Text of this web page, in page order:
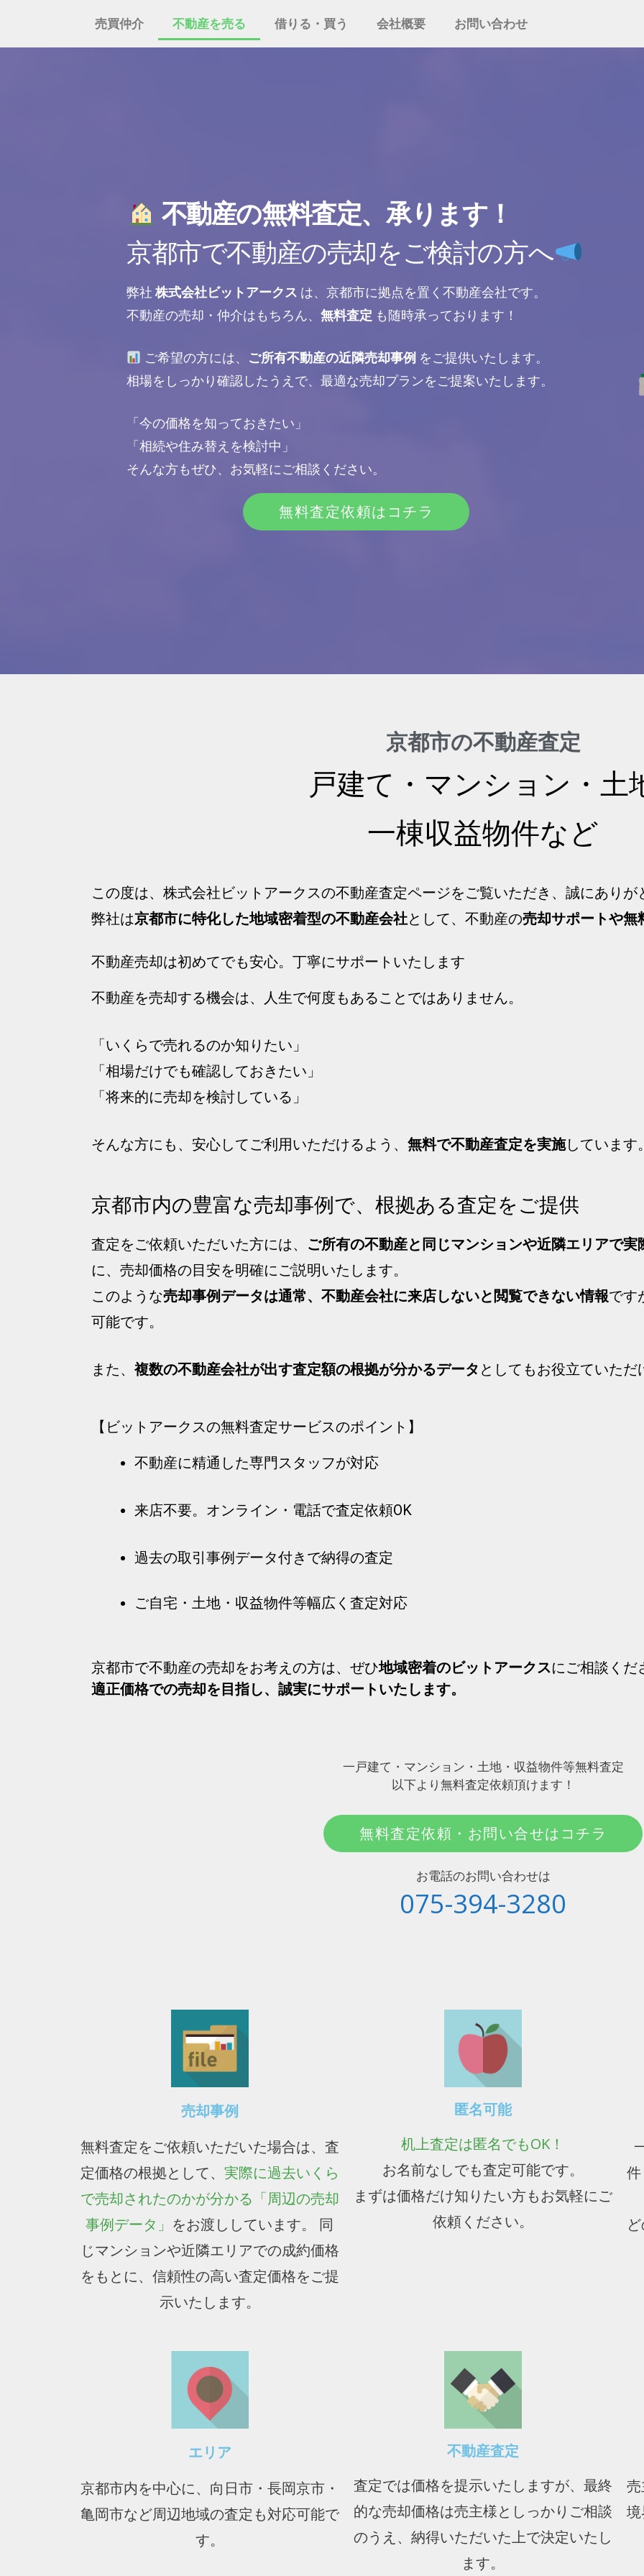
売買仲介 不動産を売る 借りる・買う 会社概要 お問い合わせ
不動産の無料査定、承ります！
京都市で不動産の売却をご検討の方へ
弊社 株式会社ビットアークス は、京都市に拠点を置く不動産会社です。
不動産の売却・仲介はもちろん、 無料査定 も随時承っております！
ご希望の方には、 ご所有不動産の近隣売却事例 をご提供いたします。
相場をしっかり確認したうえで、最適な売却プランをご提案いたします。
「今の価格を知っておきたい」
「相続や住み替えを検討中」
そんな方もぜひ、お気軽にご相談ください。
無料査定依頼はコチラ
京都市の不動産査定
戸建て・マンション・土
一棟収益物件など
この度は、株式会社ビットアークスの不動産査定ページをご覧いただき、誠にありが
弊社は京都市に特化した地域密着型の不動産会社として、不動産の売却サポートや無
不動産売却は初めてでも安心。丁寧にサポートいたします
不動産を売却する機会は、人生で何度もあることではありません。
「いくらで売れるのか知りたい」
「相場だけでも確認しておきたい」
「将来的に売却を検討している」
そんな方にも、安心してご利用いただけるよう、 無料で不動産査定を実施しています
京都市内の豊富な売却事例で、根拠ある査定をご提供
査定をご依頼いただいた方には、 ご所有の不動産と同じマンションや近隣エリアで
に、売却価格の目安を明確にご説明いたします。
このような売却事例データは通常、不動産会社に来店しないと閲覧できない情報です
可能です。
また、 複数の不動産会社が出す査定額の根拠が分かるデータ としてもお役立ていただ
【ビットアークスの無料査定サービスのポイント】
不動産に精通した専門スタッフが対応
来店不要。オンライン・電話で査定依頼OK
過去の取引事例データ付きで納得の査定
ご自宅・土地・収益物件等幅広く査定対応
京都市で不動産の売却をお考えの方は、ぜひ地域密着のビットアークスにご相談くだ
適正価格での売却を目指し、誠実にサポートいたします。
一戸建て・マンション・土地・収益物件等無料査定
以下より無料査定依頼頂けます！
無料査定依頼・お問い合せはコチラ
お電話のお問い合わせは
075-394-3280
売却事例
無料査定をご依頼いただいた場合は、査
定価格の根拠として、 実際に過去いくら
で売却されたのかが分かる「周辺の売却
事例データ」 をお渡ししています。 同
じマンションや近隣エリアでの成約価格
をもとに、信頼性の高い査定価格をご提
示いたします。
匿名可能
机上査定は匿名でもOK！
お名前なしでも査定可能です。
まずは価格だけ知りたい方もお気軽にご
依頼ください。
エリア
京都市内を中心に、向日市・長岡京市・
亀岡市など周辺地域の査定も対応可能で
す。
不動産査定
査定では価格を提示いたしますが、最終
的な売却価格は売主様としっかりご相談
のうえ、納得いただいた上で決定いたし
ます。